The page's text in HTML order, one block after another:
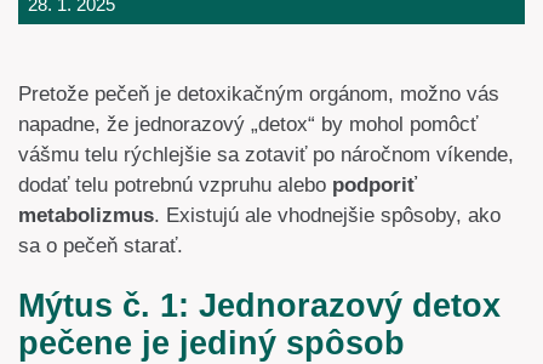
28. 1. 2025
Pretože pečeň je detoxikačným orgánom, možno vás
napadne, že jednorazový „detox“ by mohol pomôcť
vášmu telu rýchlejšie sa zotaviť po náročnom víkende,
dodať telu potrebnú vzpruhu alebo podporiť
metabolizmus. Existujú ale vhodnejšie spôsoby, ako
sa o pečeň starať.
Mýtus č. 1: Jednorazový detox
pečene je jediný spôsob